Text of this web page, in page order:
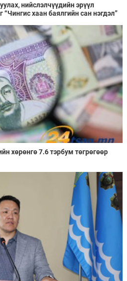
нийслэлчүүдийн эрүүл
хаан баялгийн сан нэгдэл”
хөрөнгө 7.6 тэрбум төгрөгөөр